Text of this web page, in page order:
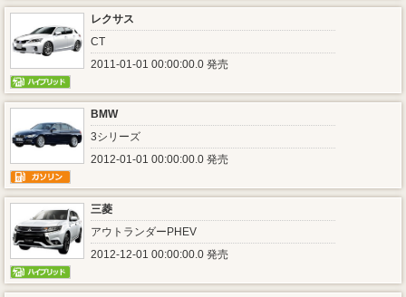
レクサス
CT
2011-01-01 00:00:00.0 発売
BMW
3シリーズ
2012-01-01 00:00:00.0 発売
三菱
アウトランダーPHEV
2012-12-01 00:00:00.0 発売